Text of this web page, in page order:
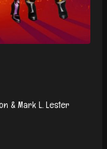
& Mark L. Lester